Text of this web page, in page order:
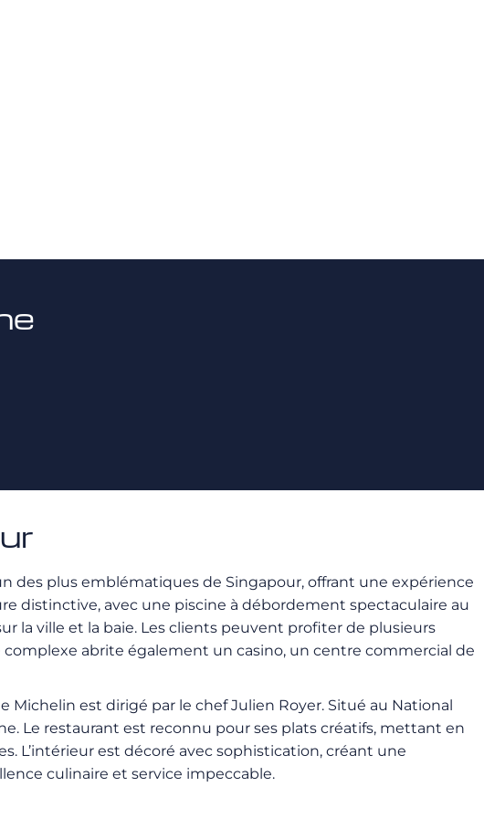
des plus emblématiques de Singapour, offrant une expérience
distinctive, avec une piscine à débordement spectaculaire au
la ville et la baie. Les clients peuvent profiter de plusieurs
abrite également un casino, un centre commercial de
est dirigé par le chef Julien Royer. Situé au National
Le restaurant est reconnu pour ses plats créatifs, mettant en
L’intérieur est décoré avec sophistication, créant une
culinaire et service impeccable.